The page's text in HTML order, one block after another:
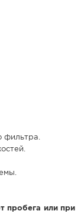
фильтра.
пробега или при